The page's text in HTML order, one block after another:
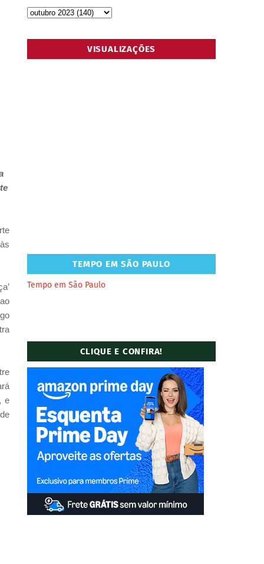
e
VISUALIZAÇÕES
TEMPO EM SÃO PAULO
Tempo em São Paulo
CLIQUE E CONFIRA!